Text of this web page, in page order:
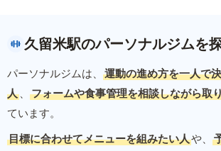
久留米駅のパーソナルジムを
パーソナルジムは、
運動の進め方を一人で
人 、 フォームや食事管理を相談しながら取
ています。
目標に合わせてメニューを組みたい人や、